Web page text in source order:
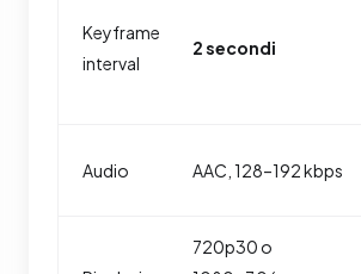
Keyframe
interval
2 secondi
Audio AAC, 128–192 kbps
720p30 o